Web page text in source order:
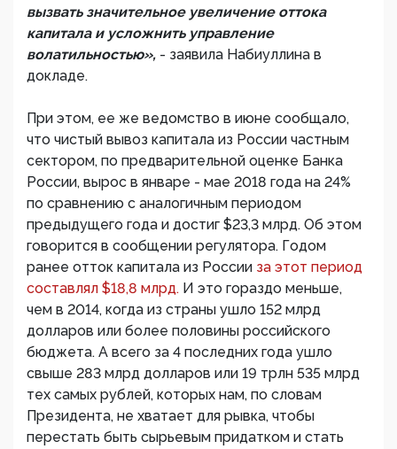
вызвать значительное увеличение оттока
капитала и усложнить управление
волатильностью», - заявила Набиуллина в
докладе.
При этом, ее же ведомство в июне сообщало,
что чистый вывоз капитала из России частным
сектором, по предварительной оценке Банка
России, вырос в январе - мае 2018 года на 24%
по сравнению с аналогичным периодом
предыдущего года и достиг $23,3 млрд. Об этом
говорится в сообщении регулятора. Годом
ранее отток капитала из России за этот период
составлял $18,8 млрд. И это гораздо меньше,
чем в 2014, когда из страны ушло 152 млрд
долларов или более половины российского
бюджета. А всего за 4 последних года ушло
свыше 283 млрд долларов или 19 трлн 535 млрд
тех самых рублей, которых нам, по словам
Президента, не хватает для рывка, чтобы
перестать быть сырьевым придатком и стать